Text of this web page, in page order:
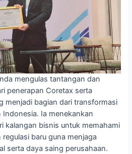
mengulas tantangan dan
penerapan Coretax serta
menjadi bagian dari transformasi
Ia menekankan
kalangan bisnis untuk memahami
baru guna menjaga
serta daya saing perusahaan.